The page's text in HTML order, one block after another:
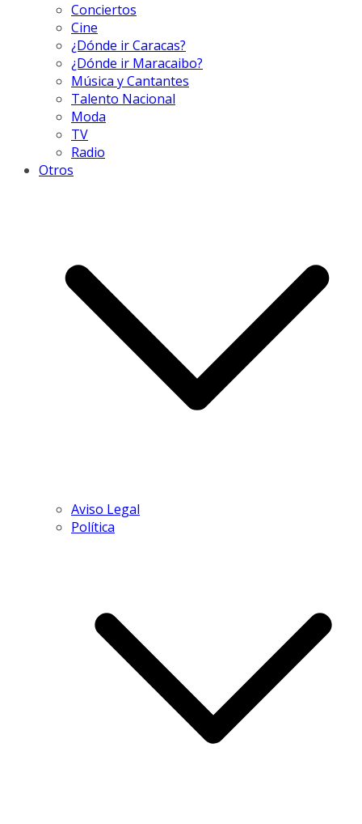
Conciertos
Cine
¿Dónde ir Caracas?
¿Dónde ir Maracaibo?
Música y Cantantes
Talento Nacional
Moda
TV
Radio
Otros
Aviso Legal
Política